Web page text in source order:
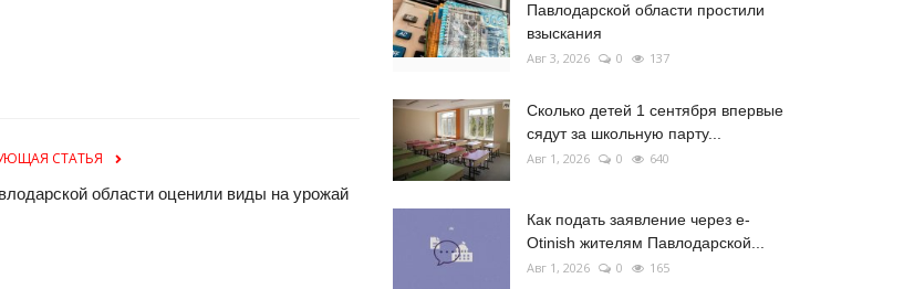
СТАТЬЯ
области оценили виды на урожай
Павлодарской области простили
взыскания
Авг 3, 2026 0 137
Сколько детей 1 сентября впервые
сядут за школьную парту...
Авг 1, 2026 0 640
Как подать заявление через e-
Otinish жителям Павлодарской...
Авг 1, 2026 0 165